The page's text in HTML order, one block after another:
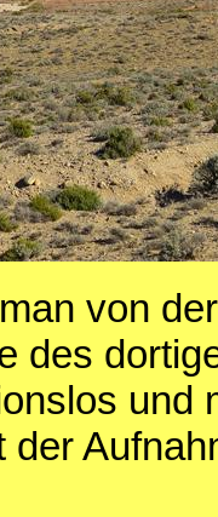
von
des
und
der